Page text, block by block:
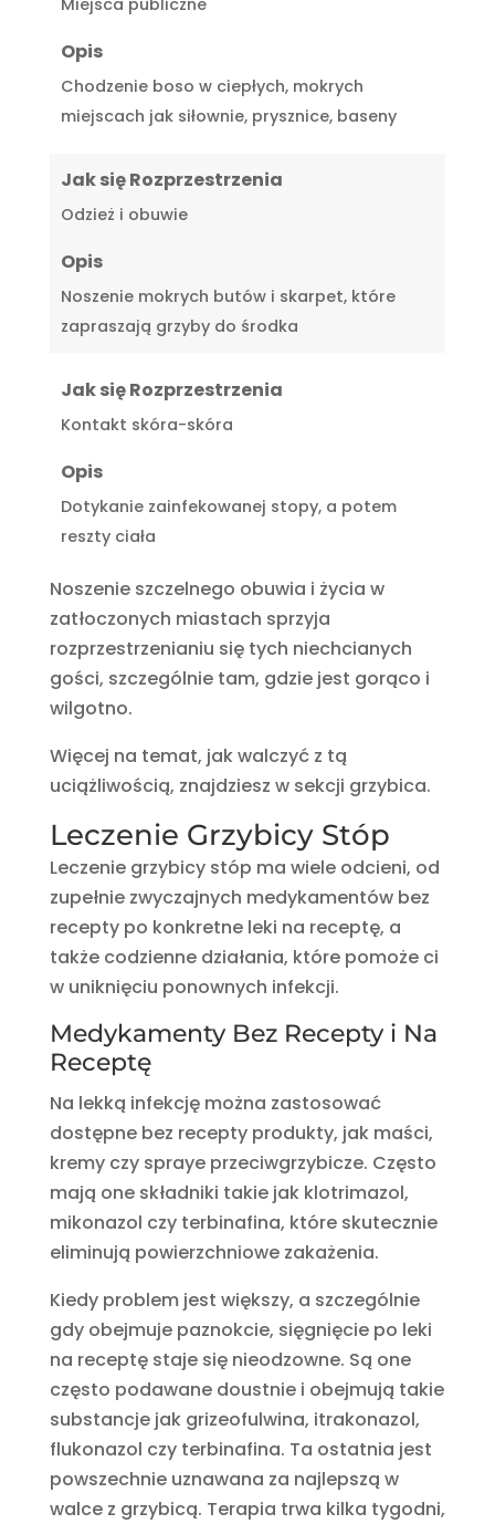
Opis
Chodzenie boso w ciepłych, mokrych
miejscach jak siłownie, prysznice, baseny
Jak się Rozprzestrzenia
Odzież i obuwie
Opis
Noszenie mokrych butów i skarpet, które
zapraszają grzyby do środka
Jak się Rozprzestrzenia
Kontakt skóra-skóra
Opis
Dotykanie zainfekowanej stopy, a potem
reszty ciała
Noszenie szczelnego obuwia i życia w
zatłoczonych miastach sprzyja
rozprzestrzenianiu się tych niechcianych
gości, szczególnie tam, gdzie jest gorąco i
wilgotno.
Więcej na temat, jak walczyć z tą
uciążliwością, znajdziesz w sekcji grzybica.
Leczenie Grzybicy Stóp
Leczenie grzybicy stóp ma wiele odcieni, od
zupełnie zwyczajnych medykamentów bez
recepty po konkretne leki na receptę, a
także codzienne działania, które pomoże ci
w uniknięciu ponownych infekcji.
Medykamenty Bez Recepty i Na
Receptę
Na lekką infekcję można zastosować
dostępne bez recepty produkty, jak maści,
kremy czy spraye przeciwgrzybicze. Często
mają one składniki takie jak klotrimazol,
mikonazol czy terbinafina, które skutecznie
eliminują powierzchniowe zakażenia.
Kiedy problem jest większy, a szczególnie
gdy obejmuje paznokcie, sięgnięcie po leki
na receptę staje się nieodzowne. Są one
często podawane doustnie i obejmują takie
substancje jak grizeofulwina, itrakonazol,
flukonazol czy terbinafina. Ta ostatnia jest
powszechnie uznawana za najlepszą w
walce z grzybicą. Terapia trwa kilka tygodni,